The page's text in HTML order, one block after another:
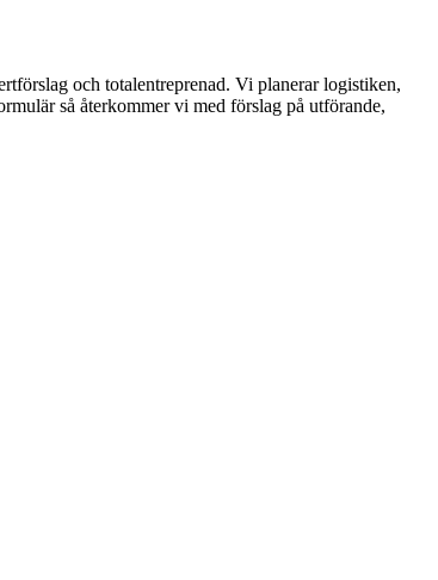
och totalentreprenad. Vi planerar logistiken,
så återkommer vi med förslag på utförande,